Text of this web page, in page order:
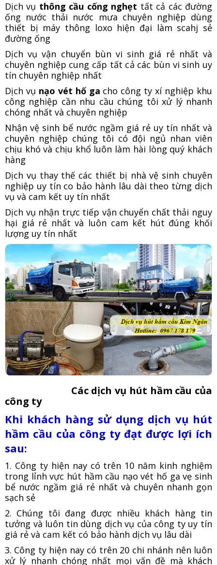
Dịch vụ thông cầu cống nghẹt tất cả các đường
ống nước thải nước mưa chuyên nghiệp dùng
thiết bị máy thông loxo hiện đại làm scahj sẻ
đường ống
Dịch vụ vận chuyển bùn vi sinh giá rẻ nhất và
chuyên nghiệp cung cấp tất cả các bùn vi sinh uy
tín chuyên nghiệp nhất
Dịch vụ nạo vét hố ga cho công ty xí nghiệp khu
công nghiệp cần nhu cầu chúng tôi xử lý nhanh
chóng nhất và chuyên nghiệp
Nhận vệ sinh bể nước ngầm giá rẻ uy tín nhất và
chuyên nghiệp chúng tôi có đội ngủ nhan viên
chịu khó và chịu khổ luôn làm hài lòng quý khách
hàng
Dịch vụ thay thế các thiết bị nhà vệ sinh chuyên
nghiệp uy tín co bảo hành lâu dài theo từng dịch
vụ và cam kết uy tín nhất
Dịch vụ nhận trực tiếp vận chuyển chất thải nguy
hại giá rẻ nhất và luôn cam kết hút đúng khối
lượng uy tín nhất
Các dịch vụ hút hầm cầu của
công ty
Khi khách hàng sử dụng dịch vụ hút
hầm cầu của công ty đạt được lợi ích
sau:
1. Công ty hiện nay có trên 10 năm kinh nghiệm
trong lỉnh vực hút hầm cầu nạo vét hố ga vẹ sinh
bể nước ngầm giá rẻ nhất và chuyên nhanh gọn
sạch sẻ
2. Chúng tôi đang được nhiều khách hàng tin
tưởng và luôn tin dùng dịch vụ của công ty uy tín
giá rẻ và cam kết có bảo hành dịch vụ lâu dài
3. Công ty hiện nay có trên 20 chi nhánh nên luôn
xử lý nhanh chóng nhất mọi vấn đề mà khách